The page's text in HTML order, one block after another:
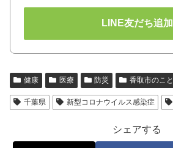
LINE友だち追加
健康 医療 防災 香取市のこと
千葉県 新型コロナウイルス感染症
シェアする